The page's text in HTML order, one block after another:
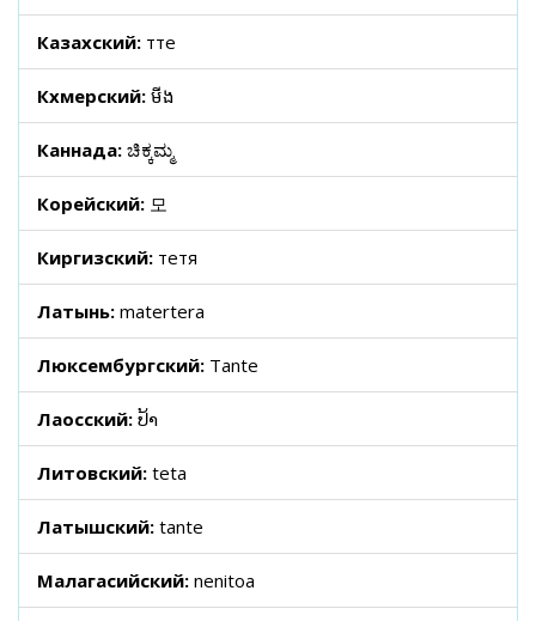
Казахский: тәте
Кхмерский: មីង
Каннада: ಚಿಕ್ಕಮ್ಮ
Корейский: 모
Киргизский: тетя
Латынь: matertera
Люксембургский: Tante
Лаосский: ປ້າ
Литовский: teta
Латышский: tante
Малагасийский: nenitoa